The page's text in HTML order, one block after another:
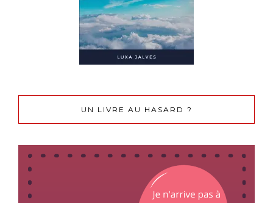
UN LIVRE AU HASARD ?